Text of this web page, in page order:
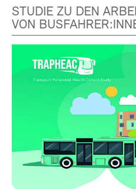
STUDIE ZU DEN
VON